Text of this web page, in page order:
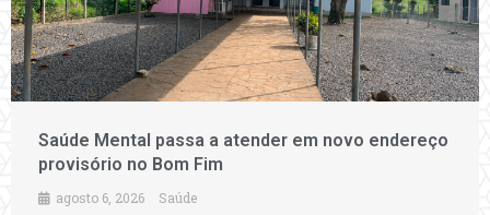
Saúde Mental passa a atender em novo endereço
provisório no Bom Fim
agosto 6, 2026 Saúde